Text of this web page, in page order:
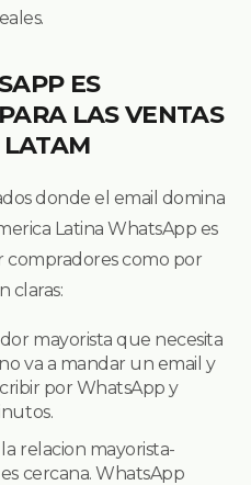
ES
LAS VENTAS
LATAM
donde el email domina
Latina WhatsApp es
como por
claras:
mayorista que necesita
va a mandar un email y
por WhatsApp y
la relacion mayorista-
cercana. WhatsApp